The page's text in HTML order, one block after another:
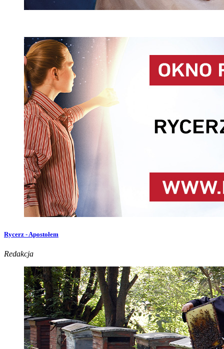
Rycerz - Apostołem
Redakcja